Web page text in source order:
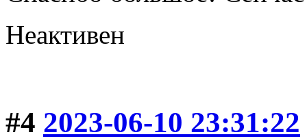
Неактивен
#4 2023-06-10 23:31:22